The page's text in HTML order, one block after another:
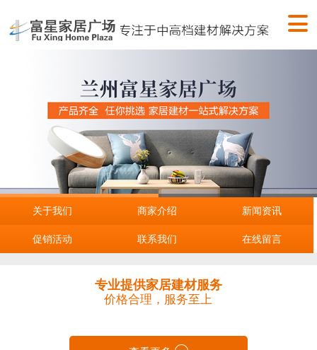
关于我们 商家介绍 新闻资讯
促销活动 联系我们 在线留言
专业提供家居建材服务
价格合理，服务至上